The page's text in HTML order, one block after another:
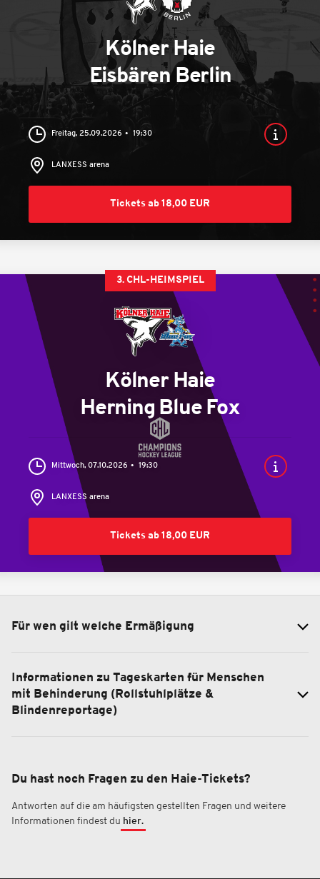
Kölner Haie
Eisbären Berlin
Freitag, 25.09.2026 19:30
LANXESS arena
Tickets ab 18,00 EUR
3. CHL-HEIMSPIEL
Kölner Haie
Herning Blue Fox
Mittwoch, 07.10.2026 19:30
LANXESS arena
Tickets ab 18,00 EUR
Für wen gilt welche Ermäßigung
Informationen zu Tageskarten für Menschen
mit Behinderung (Rollstuhlplätze &
Blindenreportage)
Du hast noch Fragen zu den Haie-Tickets?
Antworten auf die am häufigsten gestellten Fragen und weitere
Informationen findest du hier.